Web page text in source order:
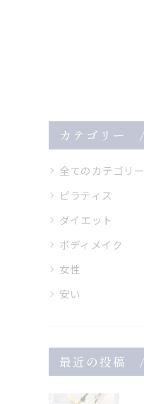
カテゴリー
全てのカテゴリー
ピラティス
ダイエット
ボディメイク
女性
安い
最近の投稿